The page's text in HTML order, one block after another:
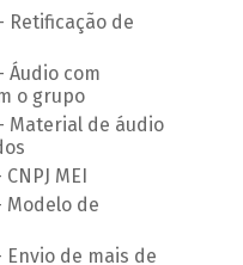
Retificação de
Áudio com
o grupo
Material de áudio
CNPJ MEI
Modelo de
Envio de mais de